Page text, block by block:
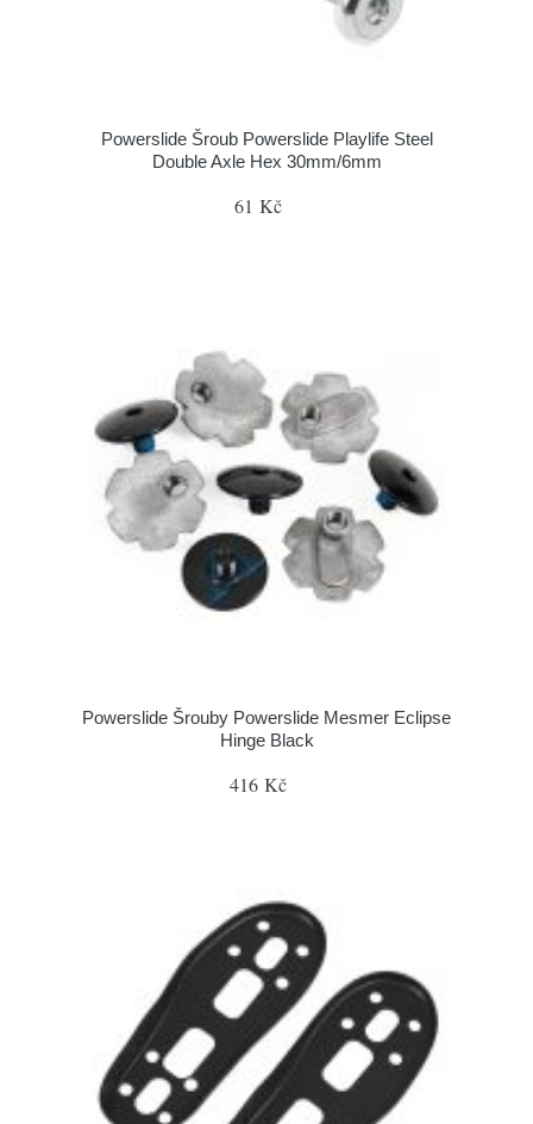
Powerslide Šroub Powerslide Playlife Steel
Double Axle Hex 30mm/6mm
61 Kč
Powerslide Šrouby Powerslide Mesmer Eclipse
Hinge Black
416 Kč